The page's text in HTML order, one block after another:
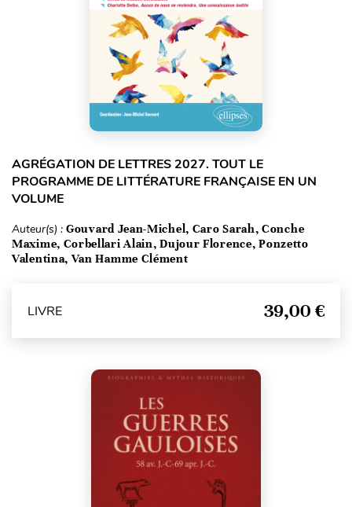
AGRÉGATION DE LETTRES 2027. TOUT LE
PROGRAMME DE LITTÉRATURE FRANÇAISE EN UN
VOLUME
Auteur(s) : Gouvard Jean-Michel, Caro Sarah, Conche
Maxime, Corbellari Alain, Dujour Florence, Ponzetto
Valentina, Van Hamme Clément
LIVRE 39,00 €